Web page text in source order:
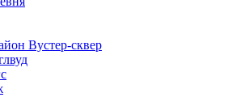
Вустер-сквер